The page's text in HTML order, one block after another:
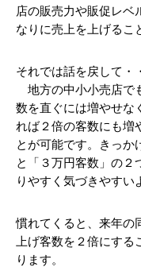
店の販売力や販促レベ
なりに売上を上げるこ
それでは話を戻して・
地方の中小小売店で
数を直ぐには増やせな
れば２倍の客数にも増
とが可能です。きっか
と「３万円客数」の２
りやすく気づきやすい
慣れてくると、来年の
上げ客数を２倍にす
ります。